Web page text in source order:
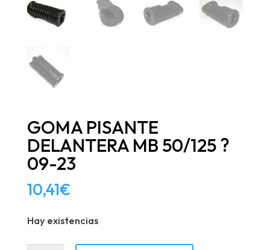
GOMA PISANTE
DELANTERA MB 50/125 ?
09-23
10,41€
Hay existencias